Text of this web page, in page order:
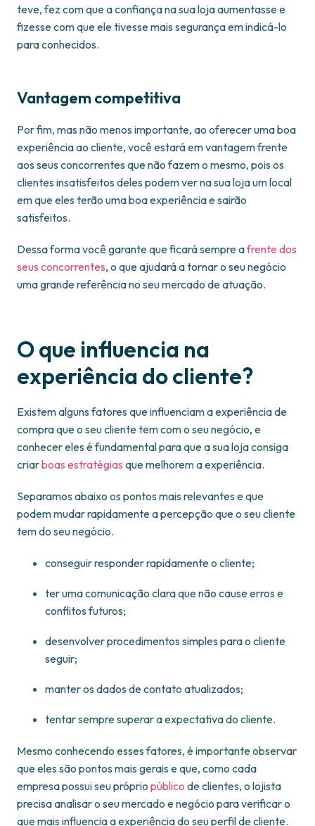
teve, fez com que a confiança na sua loja aumentasse e
fizesse com que ele tivesse mais segurança em indicá-lo
para conhecidos.
Vantagem competitiva
Por fim, mas não menos importante, ao oferecer uma boa
experiência ao cliente, você estará em vantagem frente
aos seus concorrentes que não fazem o mesmo, pois os
clientes insatisfeitos deles podem ver na sua loja um local
em que eles terão uma boa experiência e sairão
satisfeitos.
Dessa forma você garante que ficará sempre afrente dos
seus concorrentes, o que ajudará a tornar o seu negócio
uma grande referência no seu mercado de atuação.
O que influencia na
experiência do cliente?
Existem alguns fatores que influenciam a experiência de
compra que o seu cliente tem com o seu negócio, e
conhecer eles é fundamental para que a sua loja consiga
criarboas estratégias que melhorem a experiência.
Separamos abaixo os pontos mais relevantes e que
podem mudar rapidamente a percepção que o seu cliente
tem do seu negócio.
conseguir responder rapidamente o cliente;
ter uma comunicação clara que não cause erros e
conflitos futuros;
desenvolver procedimentos simples para o cliente
seguir;
manter os dados de contato atualizados;
tentar sempre superar a expectativa do cliente.
Mesmo conhecendo esses fatores, é importante observar
que eles são pontos mais gerais e que, como cada
empresa possui seu próprio público de clientes, o lojista
precisa analisar o seu mercado e negócio para verificar o
que mais influencia a experiência do seu perfil de cliente.